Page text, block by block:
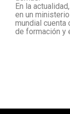
En la
en un
mundial cuenta
de formación y